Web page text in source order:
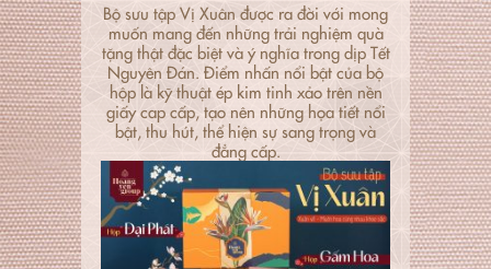
Bộ sưu tập Vị Xuân được ra đời với mong
muốn mang đến những trải nghiệm quà
tặng thật đặc biệt và ý nghĩa trong dịp Tết
Nguyên Đán. Điểm nhấn nổi bật của bộ
hộp là kỹ thuật ép kim tinh xảo trên nền
giấy cap cấp, tạo nên những họa tiết nổi
bật, thu hút, thể hiện sự sang trọng và
đẳng cấp.